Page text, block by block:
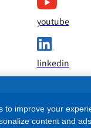
youtube
linkedin
to improve your
content and